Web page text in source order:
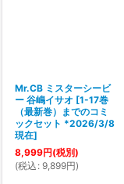
Mr.CB ミスターシービ
ー 谷嶋イサオ [1-17巻
（最新巻）までのコミ
ックセット *2026/3/8
現在]
8,999円(税別)
(税込 : 9,899円)